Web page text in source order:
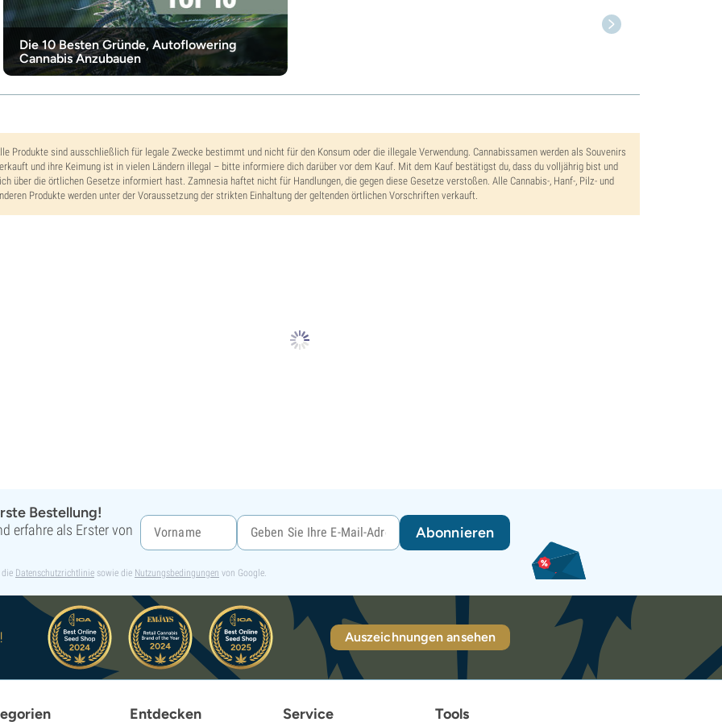
Die 10 Besten Gründe, Autoflowering
Cannabis Anzubauen
Produkte sind ausschließlich für legale Zwecke bestimmt und nicht für den Konsum oder die illegale Verwendung. Cannabissamen werden als Souvenirs
und ihre Keimung ist in vielen Ländern illegal – bitte informiere dich darüber vor dem Kauf. Mit dem Kauf bestätigst du, dass du volljährig bist und
über die örtlichen Gesetze informiert hast. Zamnesia haftet nicht für Handlungen, die gegen diese Gesetze verstoßen. Alle Cannabis-, Hanf-, Pilz- und
Produkte werden unter der Voraussetzung der strikten Einhaltung der geltenden örtlichen Vorschriften verkauft.
Bestellung!
erfahre als Erster von
Abonnieren
die Datenschutzrichtlinie sowie die Nutzungsbedingungen von Google.
Auszeichnungen ansehen
Entdecken Service Tools